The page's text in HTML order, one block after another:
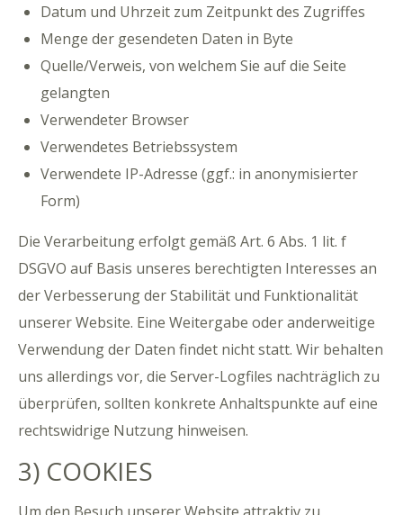
Datum und Uhrzeit zum Zeitpunkt des Zugriffes
Menge der gesendeten Daten in Byte
Quelle/Verweis, von welchem Sie auf die Seite
gelangten
Verwendeter Browser
Verwendetes Betriebssystem
Verwendete IP-Adresse (ggf.: in anonymisierter
Form)
Die Verarbeitung erfolgt gemäß Art. 6 Abs. 1 lit. f
DSGVO auf Basis unseres berechtigten Interesses an
der Verbesserung der Stabilität und Funktionalität
unserer Website. Eine Weitergabe oder anderweitige
Verwendung der Daten findet nicht statt. Wir behalten
uns allerdings vor, die Server-Logfiles nachträglich zu
überprüfen, sollten konkrete Anhaltspunkte auf eine
rechtswidrige Nutzung hinweisen.
3) COOKIES